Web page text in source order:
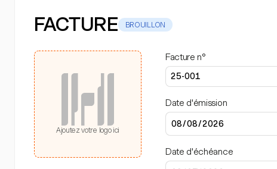
FACTURE BROUILLON
Ajoutez votre logo ici
Facture n°
Date d'émission
Date d'échéance